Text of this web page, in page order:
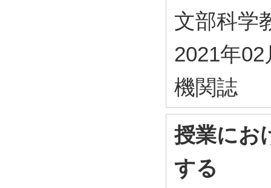
文部科
2021年02
機関誌
授業にお
する